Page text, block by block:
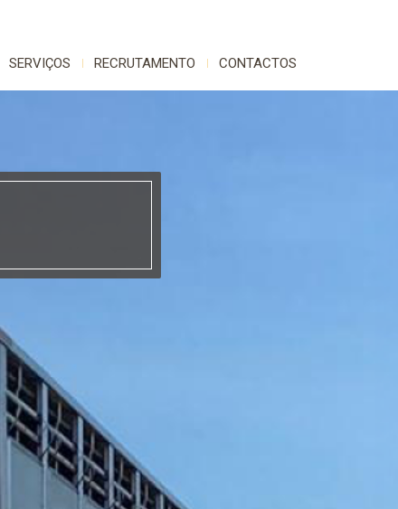
SERVIÇOS RECRUTAMENTO CONTACTOS